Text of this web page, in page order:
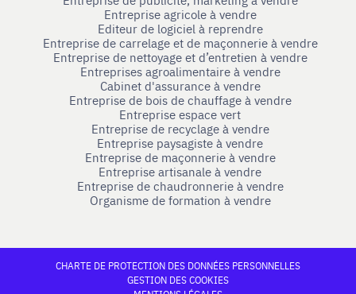
Entreprise agricole à vendre
Editeur de logiciel à reprendre
Entreprise de carrelage et de maçonnerie à vendre
Entreprise de nettoyage et d’entretien à vendre
Entreprises agroalimentaire à vendre
Cabinet d'assurance à vendre
Entreprise de bois de chauffage à vendre
Entreprise espace vert
Entreprise de recyclage à vendre
Entreprise paysagiste à vendre
Entreprise de maçonnerie à vendre
Entreprise artisanale à vendre
Entreprise de chaudronnerie à vendre
Organisme de formation à vendre
CHARTE DE PROTECTION DES DONNÉES PERSONNELLES
GESTION DES COOKIES